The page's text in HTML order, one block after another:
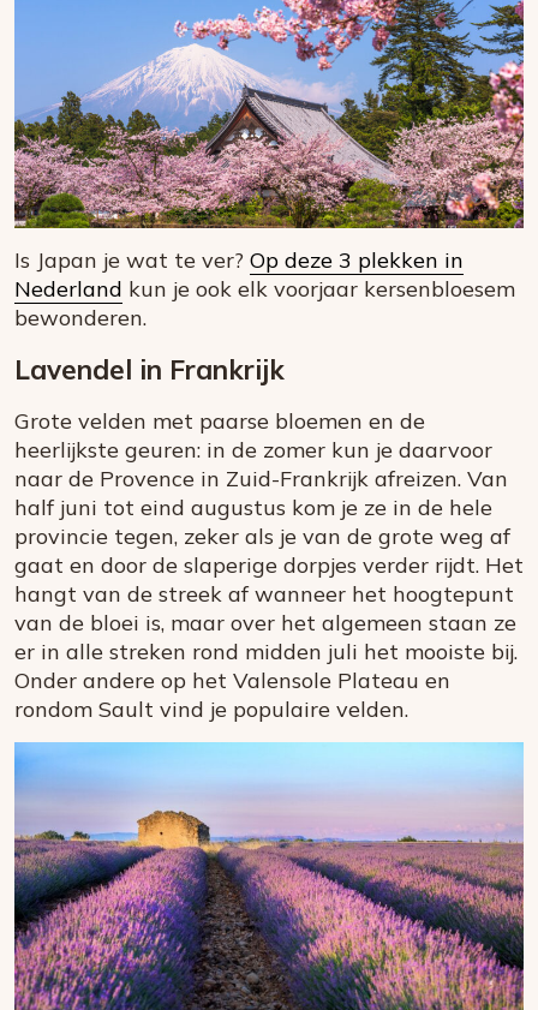
Is Japan je wat te ver? Op deze 3 plekken in
Nederland kun je ook elk voorjaar kersenbloesem
bewonderen.
Lavendel in Frankrijk
Grote velden met paarse bloemen en de
heerlijkste geuren: in de zomer kun je daarvoor
naar de Provence in Zuid-Frankrijk afreizen. Van
half juni tot eind augustus kom je ze in de hele
provincie tegen, zeker als je van de grote weg af
gaat en door de slaperige dorpjes verder rijdt. Het
hangt van de streek af wanneer het hoogtepunt
van de bloei is, maar over het algemeen staan ze
er in alle streken rond midden juli het mooiste bij.
Onder andere op het Valensole Plateau en
rondom Sault vind je populaire velden.